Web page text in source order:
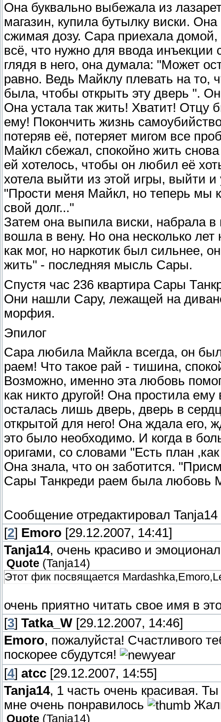
Она буквально выбежала из
магазин, купила бутылку виски.
сжимая дозу. Сара приехала
всё, что нужно для ввода
глядя в него, она думала: "Может
равно. Ведь Майклу плевать на то,
была, чтобы открыть эту дверь ".
Она устала так жить! Хватит!
ему! Покончить жизнь
потеряв её, потеряет мигом все
Майкл сбежал, спокойно жить
ей хотелось, чтобы он любил её
хотела выйти из этой игры, выйти и
"Прости меня Майкл, но теперь мы
свой долг..."
Затем она выпила виски, набрала
вошла в вену. Но она несколько лет
как мог, но наркотик был сильнее,
жить" - последняя мысль Сары.
Спустя час 236 квартира Сары
Они нашли Сару, лежащей на
морфия.
Эпилог
Сара любила Майкла всегда, он
раем! Что такое рай - тишина,
Возможно, именно эта любовь
как никто другой! Она простила
осталась лишь дверь, дверь в
открытой для него! Она ждала его,
это было необходимо. И когда в
оригами, со словами "Есть план
Она знала, что он заботится.
Сары Танкреди раем была любовь
Сообщение отредактировал Tanja14
[2] Emoro [29.12.2007, 14:41]
Tanja14, очень красиво и
Quote (Tanja14)
Этот фик посвящается
очень приятно читать свое имя в
[3] Tatka_W [29.12.2007, 14:46]
Emoro, пожалуйста! Счастливого
поскорее сбудутся!
[4] atcc [29.12.2007, 14:55]
Tanja14, 1 часть очень красивая.
мне очень понравилось
Quote (Tanja14)